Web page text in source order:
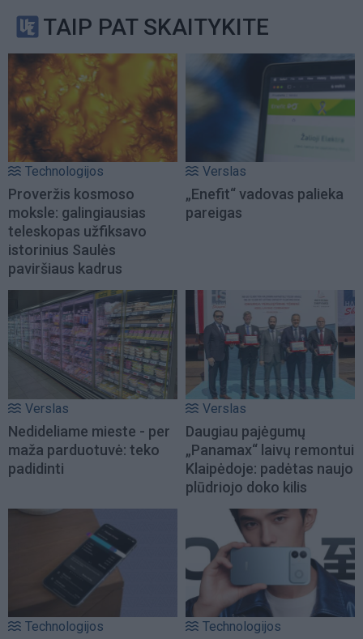
TAIP PAT SKAITYKITE
Technologijos
Proveržis kosmoso
moksle: galingiausias
teleskopas užfiksavo
istorinius Saulės
paviršiaus kadrus
Verslas
„Enefit“ vadovas palieka
pareigas
Verslas
Nedideliame mieste - per
maža parduotuvė: teko
padidinti
Verslas
Daugiau pajėgumų
„Panamax“ laivų remontui
Klaipėdoje: padėtas naujo
plūdriojo doko kilis
Technologijos Technologijos